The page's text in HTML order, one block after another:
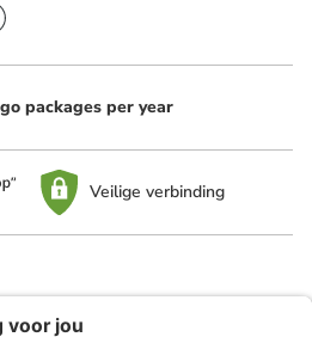
packages per year
Veilige verbinding